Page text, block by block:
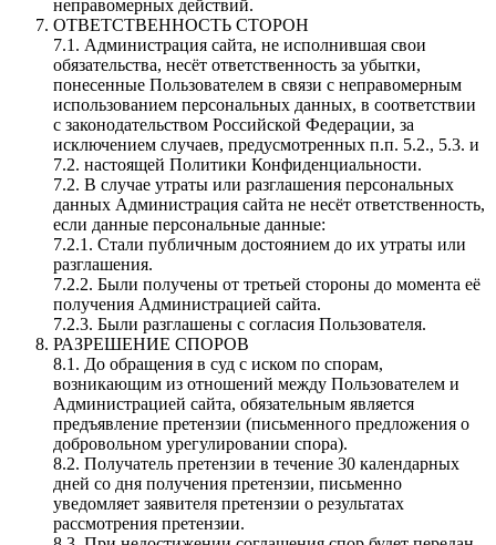
неправомерных действий.
ОТВЕТСТВЕННОСТЬ СТОРОН
7.1. Администрация сайта, не исполнившая свои
обязательства, несёт ответственность за убытки,
понесенные Пользователем в связи с неправомерным
использованием персональных данных, в соответствии
с законодательством Российской Федерации, за
исключением случаев, предусмотренных п.п. 5.2., 5.3. и
7.2. настоящей Политики Конфиденциальности.
7.2. В случае утраты или разглашения персональных
данных Администрация сайта не несёт ответственность,
если данные персональные данные:
7.2.1. Стали публичным достоянием до их утраты или
разглашения.
7.2.2. Были получены от третьей стороны до момента её
получения Администрацией сайта.
7.2.3. Были разглашены с согласия Пользователя.
РАЗРЕШЕНИЕ СПОРОВ
8.1. До обращения в суд с иском по спорам,
возникающим из отношений между Пользователем и
Администрацией сайта, обязательным является
предъявление претензии (письменного предложения о
добровольном урегулировании спора).
8.2. Получатель претензии в течение 30 календарных
дней со дня получения претензии, письменно
уведомляет заявителя претензии о результатах
рассмотрения претензии.